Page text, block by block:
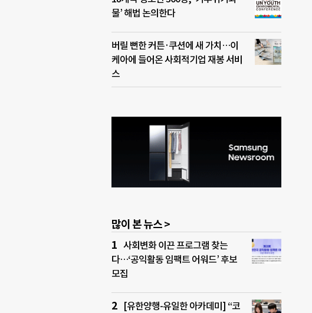
물’ 해법 논의한다
버릴 뻔한 커튼·쿠션에 새 가치…이
케아에 들어온 사회적기업 재봉 서비
스
많이 본 뉴스 >
사회변화 이끈 프로그램 찾는
다…‘공익활동 임팩트 어워드’ 후보
모집
[유한양행-유일한 아카데미] “코